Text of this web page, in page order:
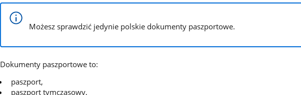
Możesz sprawdzić jedynie polskie dokumenty paszportowe.
Dokumenty paszportowe to:
paszport,
paszport tymczasowy,